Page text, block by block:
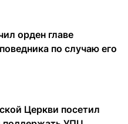
орден главе
по случаю его
Церкви посетил